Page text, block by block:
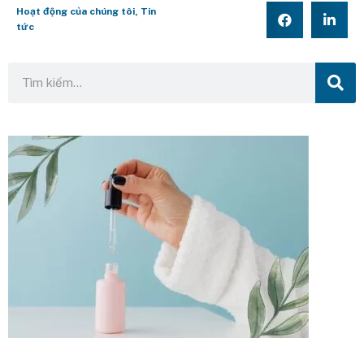
Hoạt động của chúng tôi, Tin
tức